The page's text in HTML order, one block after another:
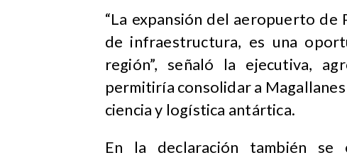
“La expansión del aeropuerto de
de infraestructura, es una
región”, señaló la ejecutiva,
permitiría consolidar a
ciencia y logística antártica.
En la declaración también